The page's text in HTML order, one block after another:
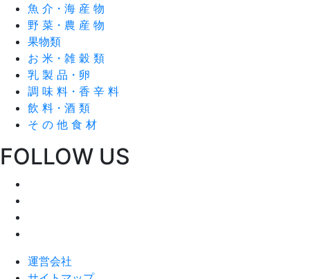
魚 介・海 産 物
野 菜・農 産 物
果物類
お 米・雑 穀 類
乳 製 品・卵
調 味 料・香 辛 料
飲 料・酒 類
そ の 他 食 材
FOLLOW US
運営会社